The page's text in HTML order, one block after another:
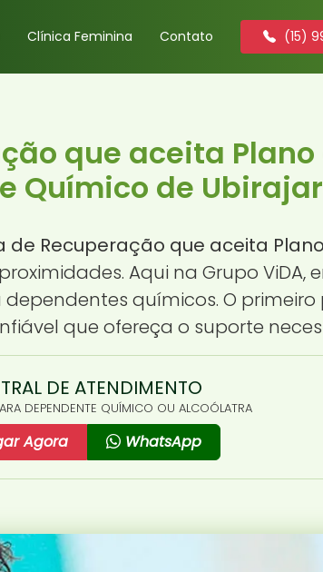
Clínica Feminina Contato (15)
que aceita Plano
Químico de
de Recuperação que aceita
Aqui na Grupo
químicos. O
que ofereça o suporte
DE ATENDIMENTO
DEPENDENTE QUÍMICO OU ALCOÓLATRA
Agora WhatsApp